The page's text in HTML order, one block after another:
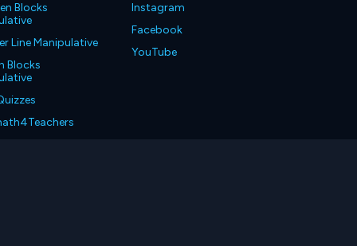
Blocks
Line Manipulative
Blocks
Instagram
Facebook
YouTube